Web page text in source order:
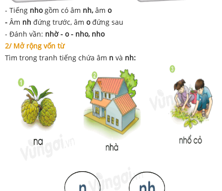
- Tiếng nhogồm có âm nh, âm o
- Âm nh đứng trước, âm ođứng sau
- Đánh vần: nhờ - o - nho, nho
2/ Mở rộng vốn từ
Tìm trong tranh tiếng chứa âm n và nh: